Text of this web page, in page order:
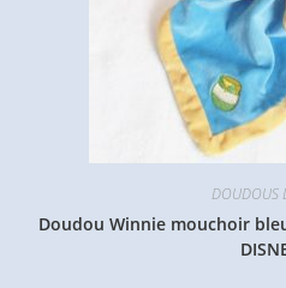
DOUDOUS
Doudou Winnie mouchoir